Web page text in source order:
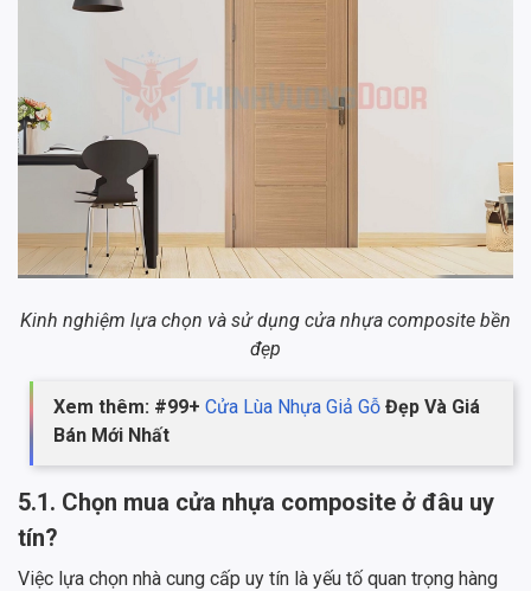
Kinh nghiệm lựa chọn và sử dụng cửa nhựa composite bền
đẹp
Xem thêm: #99+ Cửa Lùa Nhựa Giả Gỗ Đẹp Và Giá
Bán Mới Nhất
5.1. Chọn mua cửa nhựa composite ở đâu uy
tín?
Việc lựa chọn nhà cung cấp uy tín là yếu tố quan trọng hàng